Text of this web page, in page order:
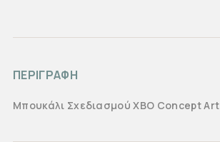
ΠΕΡΙΓΡΑΦΗ
Μπουκάλι Σχεδιασμού XBO Concept Art